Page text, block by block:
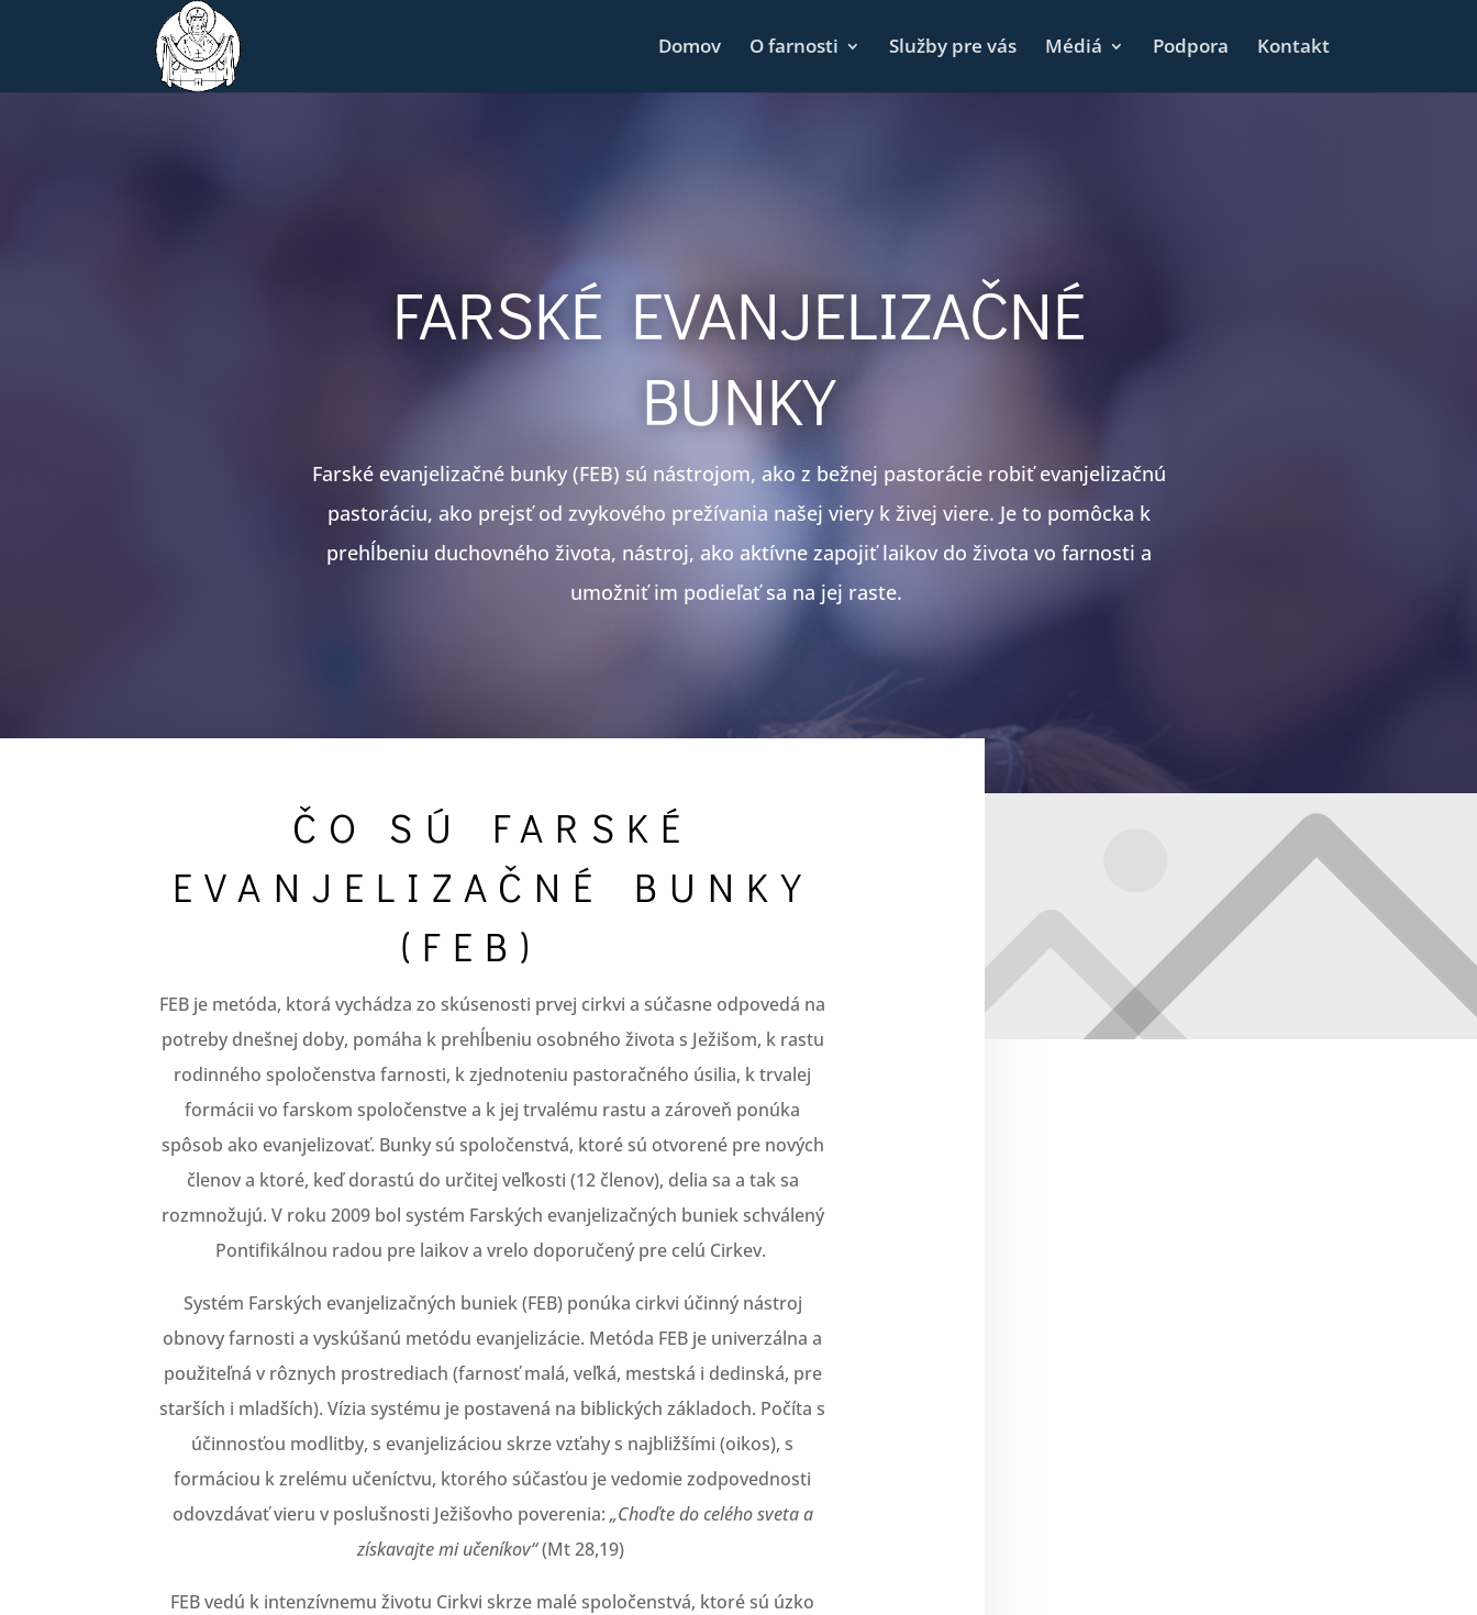
Domov O farnosti Služby pre vás Médiá Podpora Kontakt
FARSKÉ EVANJELIZAČNÉ
BUNKY
Farské evanjelizačné bunky (FEB) sú nástrojom, ako z bežnej pastorácie robiť evanjelizačnú
pastoráciu, ako prejsť od zvykového prežívania našej viery k živej viere. Je to pomôcka k
prehĺbeniu duchovného života, nástroj, ako aktívne zapojiť laikov do života vo farnosti a
umožniť im podieľať sa na jej raste.
ČO SÚ FARSKÉ
EVANJELIZAČNÉ BUNKY
(FEB)
FEB je metóda, ktorá vychádza zo skúsenosti prvej cirkvi a súčasne odpovedá na
potreby dnešnej doby, pomáha k prehĺbeniu osobného života s Ježišom, k rastu
rodinného spoločenstva farnosti, k zjednoteniu pastoračného úsilia, k trvalej
formácii vo farskom spoločenstve a k jej trvalému rastu a zároveň ponúka
spôsob ako evanjelizovať. Bunky sú spoločenstvá, ktoré sú otvorené pre nových
členov a ktoré, keď dorastú do určitej veľkosti (12 členov), delia sa a tak sa
rozmnožujú. V roku 2009 bol systém Farských evanjelizačných buniek schválený
Pontifikálnou radou pre laikov a vrelo doporučený pre celú Cirkev.
Systém Farských evanjelizačných buniek (FEB) ponúka cirkvi účinný nástroj
obnovy farnosti a vyskúšanú metódu evanjelizácie. Metóda FEB je univerzálna a
použiteľná v rôznych prostrediach (farnosť malá, veľká, mestská i dedinská, pre
starších i mladších). Vízia systému je postavená na biblických základoch. Počíta s
účinnosťou modlitby, s evanjelizáciou skrze vzťahy s najbližšími (oikos), s
formáciou k zrelému učeníctvu, ktorého súčasťou je vedomie zodpovednosti
odovzdávať vieru v poslušnosti Ježišovho poverenia: „Choďte do celého sveta a
získavajte mi učeníkov“(Mt 28,19)
FEB vedú k intenzívnemu životu Cirkvi skrze malé spoločenstvá, ktoré sú úzko